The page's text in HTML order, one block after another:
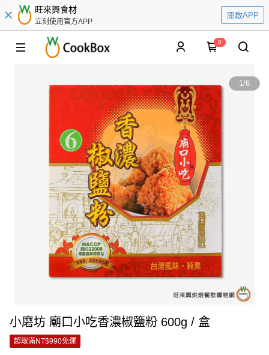
旺來興食材
立刻使用官方APP
開啟APP
0
1/6
小磨坊 廟口小吃香濃椒鹽粉 600g / 盒
超取滿NT$990免運